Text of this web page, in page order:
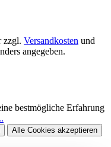
zzgl. Versandkosten und
angegeben.
bestmögliche Erfahrung
Alle Cookies akzeptieren